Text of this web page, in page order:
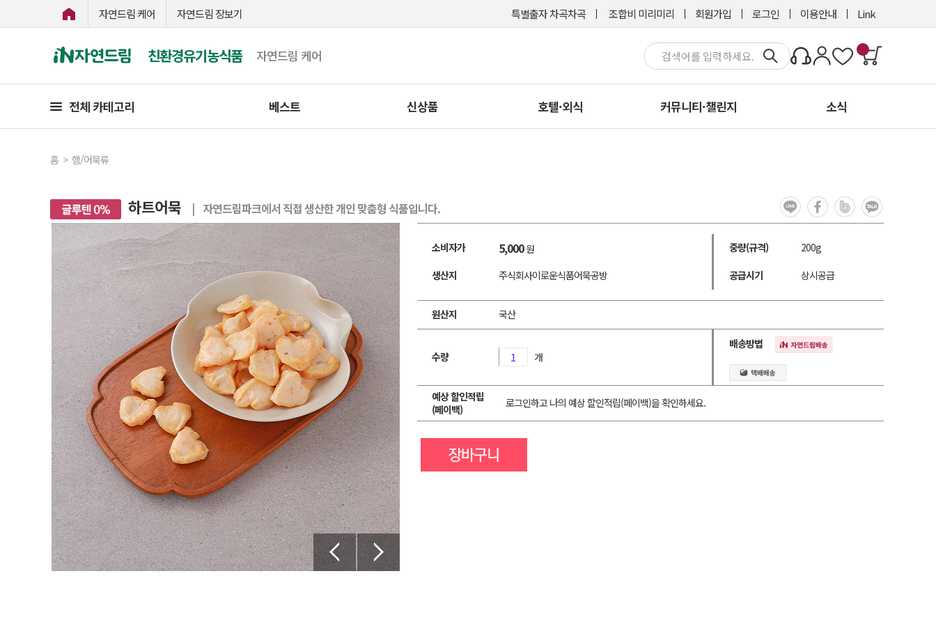
자연드림 케어 자연드림 장보기 특별출자 차곡차곡 조합비 미리미리 회원가입 로그인 이용안내 Link
친환경유기농식품 자연드림 케어
전체 카테고리 베스트 신상품 호텔·외식 커뮤니티·챌린지 소식
홈 > 햄/어묵류
하트어묵 | 자연드림파크에서 직접 생산한 개인 맞춤형 식품입니다.
소비자가 5,000원 중량(규격)
200g
생산지
주식회사이로운식품어묵공방 공급시기 상시공급
원산지 국산
수량 개
배송방법
예상 할인적립
(페이백)
로그인하고 나의 예상 할인적립(페이백)을 확인하세요.